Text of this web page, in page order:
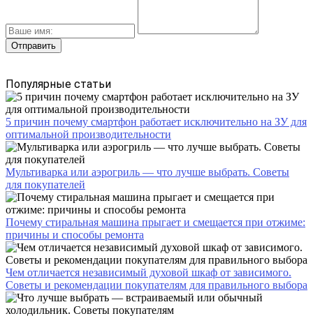
Популярные статьи
5 причин почему смартфон работает исключительно на ЗУ для
оптимальной производительности
Мультиварка или аэрогриль — что лучше выбрать. Советы
для покупателей
Почему стиральная машина прыгает и смещается при отжиме:
причины и способы ремонта
Чем отличается независимый духовой шкаф от зависимого.
Советы и рекомендации покупателям для правильного выбора